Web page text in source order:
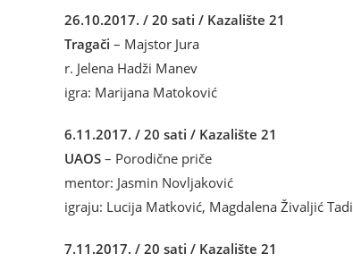
26.10.2017. / 20 sati / Kazalište 21
Tragači – Majstor Jura
r. Jelena Hadži Manev
igra: Marijana Matoković
6.11.2017. / 20 sati / Kazalište 21
UAOS – Porodične priče
mentor: Jasmin Novljaković
igraju: Lucija Matković, Magdalena Živaljić
7.11.2017. / 20 sati / Kazalište 21